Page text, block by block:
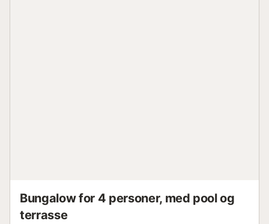
Bungalow for 4 personer, med pool og
terrasse